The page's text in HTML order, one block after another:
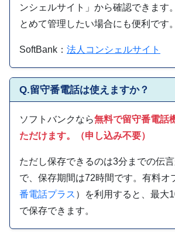
ンシェルサイト」から確認できます
とめて管理したい場合にも便利です。
SoftBank： 法人コンシェルサイト
Q.留守番電話は使えますか？
ソフトバンクなら無料で留守番電話
ただけます。（申し込み不要）
ただし保存できるのは3分までの伝
で、保存期間は72時間です。有料オ
番電話プラス ）を利用すると、最大
で保存できます。